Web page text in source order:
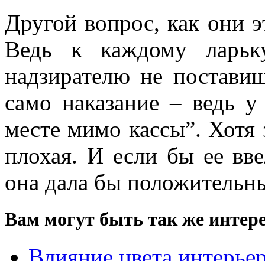
Другой вопрос, как они
Ведь к каждому
надзирателю не
само наказание – ведь
месте мимо кассы”. Хотя
плохая. И если бы ее
она дала бы
Вам могут быть так же